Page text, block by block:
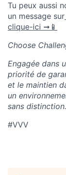
Tu peux aussi
un message sur
clique-ici ➞📱
Choose
Engagée dans
priorité de
et le maintien
un
sans distinction.
#VVV